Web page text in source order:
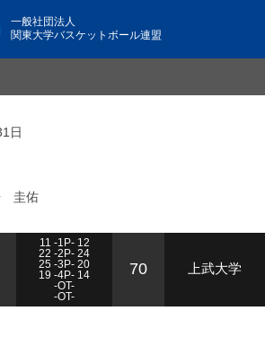
一般社団法人
関東大学バスケットボール連盟
日
圭佑
11 -1P- 12
22 -2P- 24
25 -3P- 20
19 -4P- 14
-OT-
-OT-
70 上武大学